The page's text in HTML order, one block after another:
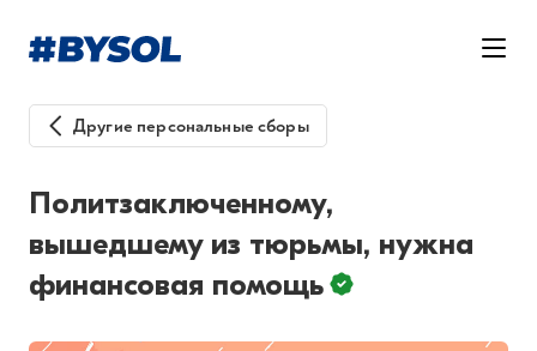
Другие персональные сборы
Политзаключенному,
вышедшему из тюрьмы, нужна
финансовая помощь